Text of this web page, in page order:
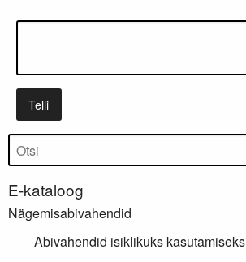
Telli
Tootepuu
E-kataloog
Nägemisabivahendid
Abivahendid isiklikuks kasutamiseks